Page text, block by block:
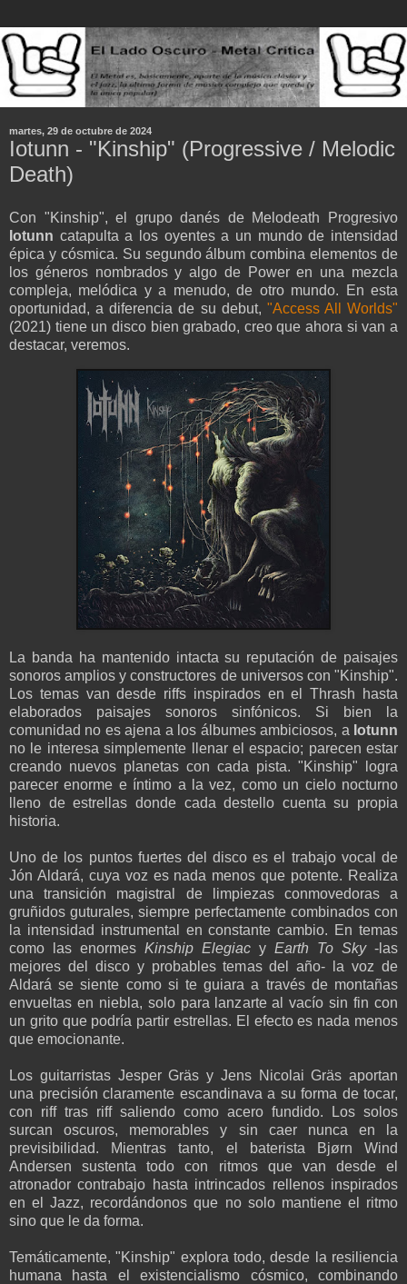
martes, 29 de octubre de 2024
Iotunn - "Kinship" (Progressive / Melodic
Death)
Con "Kinship", el grupo danés de Melodeath Progresivo
Iotunn catapulta a los oyentes a un mundo de intensidad
épica y cósmica. Su segundo álbum combina elementos de
los géneros nombrados y algo de Power en una mezcla
compleja, melódica y a menudo, de otro mundo. En esta
oportunidad, a diferencia de su debut, "Access All Worlds"
(2021) tiene un disco bien grabado, creo que ahora si van a
destacar, veremos.
La banda ha mantenido intacta su reputación de paisajes
sonoros amplios y constructores de universos con "Kinship".
Los temas van desde riffs inspirados en el Thrash hasta
elaborados paisajes sonoros sinfónicos. Si bien la
comunidad no es ajena a los álbumes ambiciosos, a Iotunn
no le interesa simplemente llenar el espacio; parecen estar
creando nuevos planetas con cada pista. "Kinship" logra
parecer enorme e íntimo a la vez, como un cielo nocturno
lleno de estrellas donde cada destello cuenta su propia
historia.
Uno de los puntos fuertes del disco es el trabajo vocal de
Jón Aldará, cuya voz es nada menos que potente. Realiza
una transición magistral de limpiezas conmovedoras a
gruñidos guturales, siempre perfectamente combinados con
la intensidad instrumental en constante cambio. En temas
como las enormes Kinship Elegiac y Earth To Sky-las
mejores del disco y probables temas del año- la voz de
Aldará se siente como si te guiara a través de montañas
envueltas en niebla, solo para lanzarte al vacío sin fin con
un grito que podría partir estrellas. El efecto es nada menos
que emocionante.
Los guitarristas Jesper Gräs y Jens Nicolai Gräs aportan
una precisión claramente escandinava a su forma de tocar,
con riff tras riff saliendo como acero fundido. Los solos
surcan oscuros, memorables y sin caer nunca en la
previsibilidad. Mientras tanto, el baterista Bjørn Wind
Andersen sustenta todo con ritmos que van desde el
atronador contrabajo hasta intrincados rellenos inspirados
en el Jazz, recordándonos que no solo mantiene el ritmo
sino que le da forma.
Temáticamente, "Kinship" explora todo, desde la resiliencia
humana hasta el existencialismo cósmico, combinando